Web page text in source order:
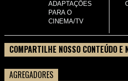
ADAPTAÇÕES
PARA O
CINEMA/TV
COMPARTILHE NOSSO CONTEÚDO E
AGREGADORES